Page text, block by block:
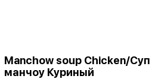
Manchow soup Chicken/Суп
манчоу Куриный